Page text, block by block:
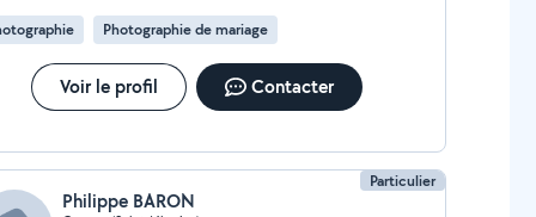
Photographie de mariage
Voir le profil Contacter
Particulier
Philippe BARON